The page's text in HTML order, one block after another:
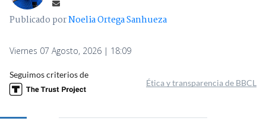
Publicado porNoelia Ortega Sanhueza
Viernes 07 Agosto, 2026 | 18:09
Seguimos criterios de
Ética y transparencia de BBCL